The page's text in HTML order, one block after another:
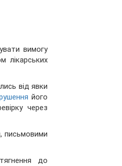
вимогу
лікарських
від явки
його
через
письмовими
до